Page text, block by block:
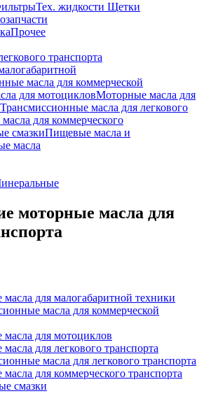
Тех. жидкости Щетки
Прочее
транспорта
масла для коммерческой
для мотоцикловМоторные масла для
Трансмиссионные масла для легкового
для коммерческого
смазкиПищевые масла и
масла
моторные масла для
для малогабаритной техники
масла для коммерческой
для мотоциклов
для легкового транспорта
масла для легкового транспорта
для коммерческого транспорта
смазки